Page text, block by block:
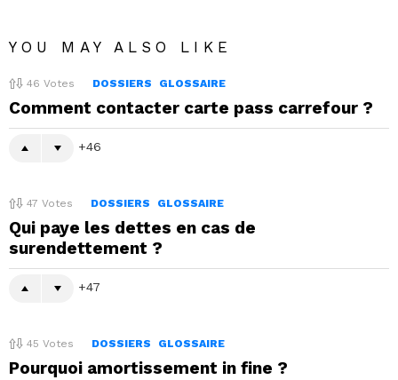
YOU MAY ALSO LIKE
46 Votes DOSSIERS GLOSSAIRE
Comment contacter carte pass carrefour ?
46
47 Votes DOSSIERS GLOSSAIRE
Qui paye les dettes en cas de
surendettement ?
47
45 Votes DOSSIERS GLOSSAIRE
Pourquoi amortissement in fine ?